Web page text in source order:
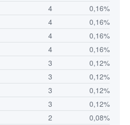
4
0,16%
4
0,16%
4
0,16%
4
0,16%
3
0,12%
3
0,12%
3
0,12%
3
0,12%
2
0,08%